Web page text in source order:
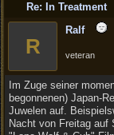
Re: In Treatment
R
Ralf
veteran
Im Zuge seiner
begonnenen) Japan-
Juwelen auf.
Nacht von Freitag